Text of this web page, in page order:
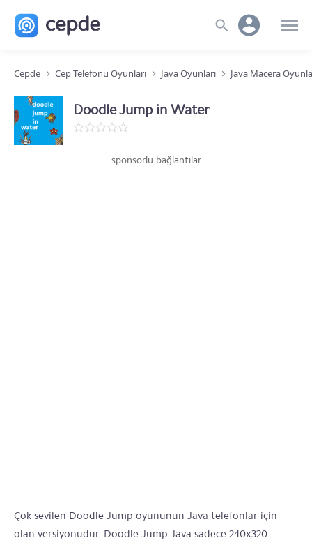
Cepde Cep Telefonu Oyunları Java Oyunları Java Macera
Doodle Jump in Water
sponsorlu bağlantılar
Çok sevilen Doodle Jump oyununun Java telefonlar için
olan versiyonudur. Doodle Jump Java sadece 240x320